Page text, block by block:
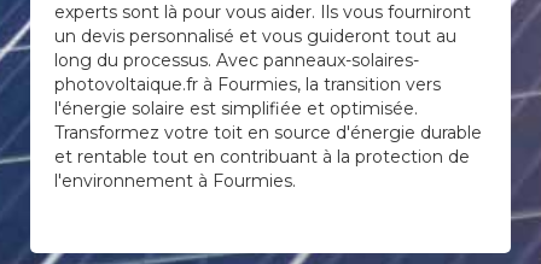
experts sont là pour vous aider. Ils vous fourniront
un devis personnalisé et vous guideront tout au
long du processus. Avec panneaux-solaires-
photovoltaique.fr à Fourmies, la transition vers
l'énergie solaire est simplifiée et optimisée.
Transformez votre toit en source d'énergie durable
et rentable tout en contribuant à la protection de
l'environnement à Fourmies.